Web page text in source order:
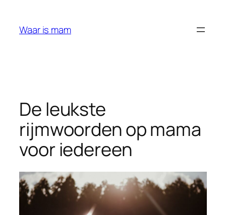
Waar is mam
De leukste
rijmwoorden op mama
voor iedereen